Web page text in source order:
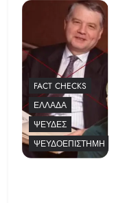
FACT CHECKS
ΕΛΛΆΔΑ
ΨΕΥΔΈΣ
ΨΕΥΔΟΕΠΙΣΤΉΜΗ